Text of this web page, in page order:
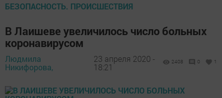
БЕЗОПАСНОСТЬ. ПРОИСШЕСТВИЯ
В Лаишеве увеличилось число больных
коронавирусом
Людмила
Никифорова,
23 апреля 2020 -
18:21
2408 0 1